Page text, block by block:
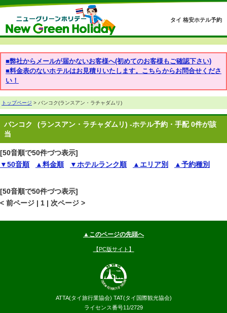
タイ 格安ホテル予約
■弊社からメールが届かないお客様へ(初めてのお客様もご確認下さい)
■料金表のないホテルはお見積りいたします。こちらからお問合せくださ
い！
トップページ > バンコク(ランスアン・ラチャダムリ)
バンコク
(ランスアン・ラチャダムリ) -ホテル予約・手配 0件が該
当
[50音順で50件づつ表示]
▼50音順
▲料金順 ▼ホテルランク順 ▲エリア別 ▲予約種別
[50音順で50件づつ表示]
< 前ページ | 1 | 次ページ >
▲このページの先頭へ
【PC版サイト】
ATTA(タイ旅行業協会) TAT(タイ国際観光協会)
ライセンス番号11/2729